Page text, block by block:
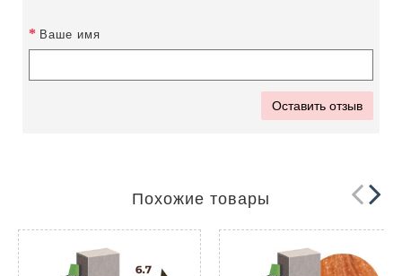
Ваше имя
Оставить отзыв
Похожие товары